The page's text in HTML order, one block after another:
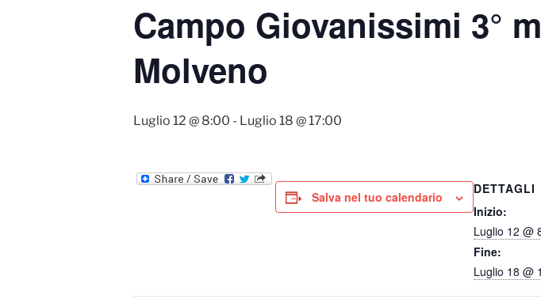
Campo Giovanissimi 3°
Molveno
Luglio 12 @ 8:00 - Luglio 18 @ 17:00
Salva nel tuo calendario
DETTAGLI
Inizio:
Luglio 12 @
Fine:
Luglio 18 @